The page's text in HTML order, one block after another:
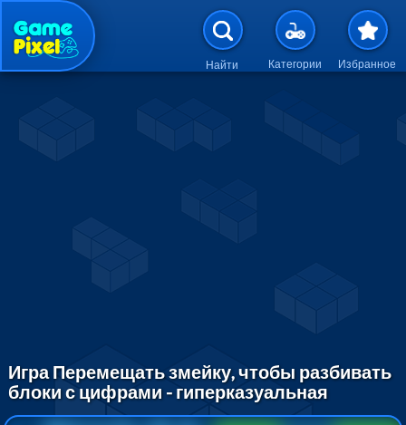
Перейти к основному
Найти Категории Избранное
Игра Перемещать змейку, чтобы разбивать
блоки с цифрами - гиперказуальная